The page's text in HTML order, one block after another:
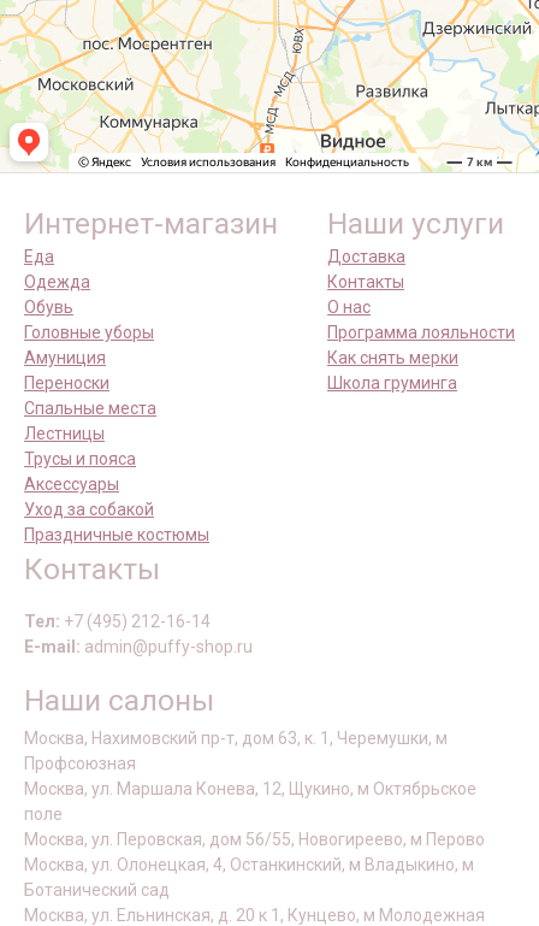
Интернет-магазин
Еда
Одежда
Обувь
Головные уборы
Амуниция
Переноски
Спальные места
Лестницы
Трусы и пояса
Аксессуары
Уход за собакой
Праздничные костюмы
Наши услуги
Доставка
Контакты
О нас
Программа лояльности
Как снять мерки
Школа груминга
Контакты
Тел: +7 (495) 212-16-14
E-mail: admin@puffy-shop.ru
Наши салоны
Москва, Нахимовский пр-т, дом 63, к. 1, Черемушки, м
Профсоюзная
Москва, ул. Маршала Конева, 12, Щукино, м Октябрьское
поле
Москва, ул. Перовская, дом 56/55, Новогиреево, м Перово
Москва, ул. Олонецкая, 4, Останкинский, м Владыкино, м
Ботанический сад
Москва, ул. Ельнинская, д. 20 к 1, Кунцево, м Молодежная